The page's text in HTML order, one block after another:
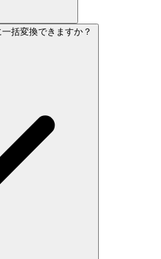
括変換できますか？